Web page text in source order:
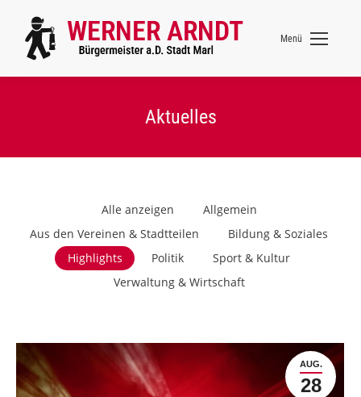
Menü
Aktuelles
Alle anzeigen
Allgemein
Aus den Vereinen & Stadtteilen
Bildung & Soziales
Highlights
Politik
Sport & Kultur
Verwaltung & Wirtschaft
AUG.
28